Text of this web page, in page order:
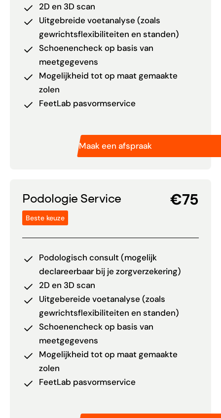
2D en 3D scan
Uitgebreide voetanalyse (zoals
gewrichtsflexibiliteiten en standen)
Schoenencheck op basis van
meetgegevens
Mogelijkheid tot op maat gemaakte
zolen
FeetLab pasvormservice
Maak een afspraak
Podologie Service
Beste keuze
€75
Podologisch consult (mogelijk
declareerbaar bij je zorgverzekering)
2D en 3D scan
Uitgebereide voetanalyse (zoals
gewrichtsflexibiliteiten en standen)
Schoenencheck op basis van
meetgegevens
Mogelijkheid tot op maat gemaakte
zolen
FeetLab pasvormservice